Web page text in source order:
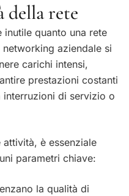
della rete
inutile quanto una rete
aziendale si
carichi intensi,
prestazioni costanti
interruzioni di servizio o
attività, è essenziale
parametri chiave:
la qualità di